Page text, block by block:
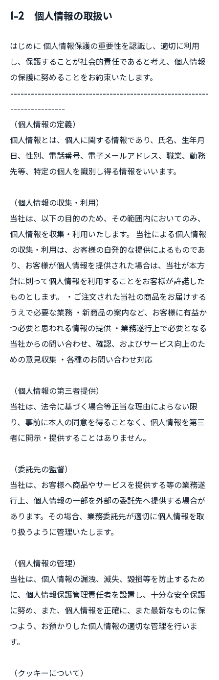
1-2 個人情報の取扱い
はじめに 個人情報保護の重要性を認識し、適切に利用
し、保護することが社会的責任であると考え、個人情報
の保護に努めることをお約束いたします。
----------------------------------------------------------
----------------
（個人情報の定義）
個人情報とは、個人に関する情報であり、氏名、生年月
日、性別、電話番号、電子メールアドレス、職業、勤務
先等、特定の個人を識別し得る情報をいいます。
（個人情報の収集・利用）
当社は、以下の目的のため、その範囲内においてのみ、
個人情報を収集・利用いたします。 当社による個人情報
の収集・利用は、お客様の自発的な提供によるものであ
り、お客様が個人情報を提供された場合は、当社が本方
針に則って個人情報を利用することをお客様が許諾した
ものとします。 ・ご注文された当社の商品をお届けする
うえで必要な業務 ・新商品の案内など、お客様に有益か
つ必要と思われる情報の提供 ・業務遂行上で必要となる
当社からの問い合わせ、確認、およびサービス向上のた
めの意見収集 ・各種のお問い合わせ対応
（個人情報の第三者提供）
当社は、法令に基づく場合等正当な理由によらない限
り、事前に本人の同意を得ることなく、個人情報を第三
者に開示・提供することはありません。
（委託先の監督）
当社は、お客様へ商品やサービスを提供する等の業務遂
行上、個人情報の一部を外部の委託先へ提供する場合が
あります。その場合、業務委託先が適切に個人情報を取
り扱うように管理いたします。
（個人情報の管理）
当社は、個人情報の漏洩、滅失、毀損等を防止するため
に、個人情報保護管理責任者を設置し、十分な安全保護
に努め、また、個人情報を正確に、また最新なものに保
つよう、お預かりした個人情報の適切な管理を行いま
す。
（クッキーについて）